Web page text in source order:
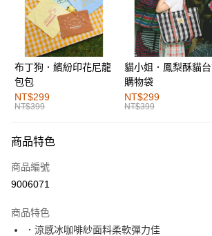
LINE Pay
街口支付
運送方式
全家取貨付款
每筆NT$60，滿NT$1,000(含以上)免運費
付款後全家取貨
萊爾富取貨付款
付款後萊爾富取貨
布丁狗．繽紛印花尼龍
包包
NT$299
NT$399
貓小姐．鳳梨酥貓
購物袋
NT$299
NT$399
商品特色
商品編號
9006071
商品特色
．涼感冰咖啡紗面料柔軟彈力佳